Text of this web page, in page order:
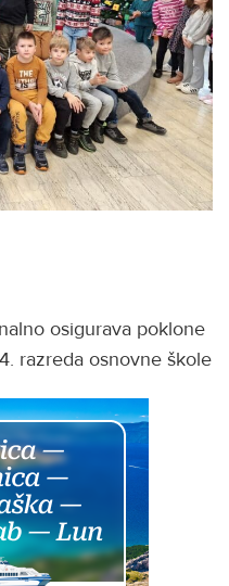
osigurava poklone
razreda osnovne škole